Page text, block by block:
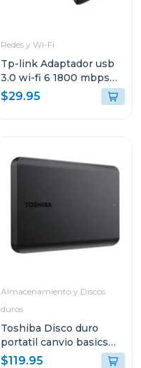
Redes y Wi-Fi
Tp-link Adaptador usb
3.0 wi-fi 6 1800 mbps
tx20u
$29.95
Almacenamiento y Discos
duros
Toshiba Disco duro
portatil canvio basics
hdd de 2tb hdtb520xk
$119.95